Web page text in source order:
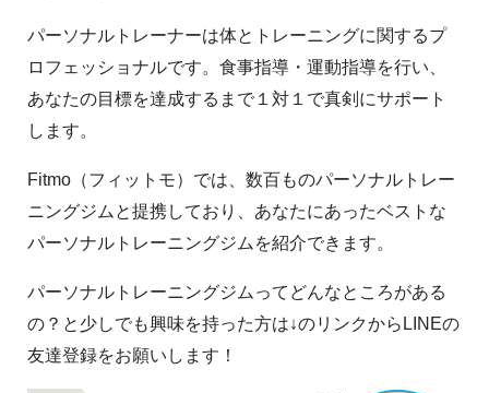
パーソナルトレーナーは体とトレーニングに関するプ
ロフェッショナルです。食事指導・運動指導を行い、
あなたの目標を達成するまで１対１で真剣にサポート
します。
Fitmo（フィットモ）では、数百ものパーソナルトレー
ニングジムと提携しており、あなたにあったベストな
パーソナルトレーニングジムを紹介できます。
パーソナルトレーニングジムってどんなところがある
の？と少しでも興味を持った方は↓のリンクからLINEの
友達登録をお願いします！